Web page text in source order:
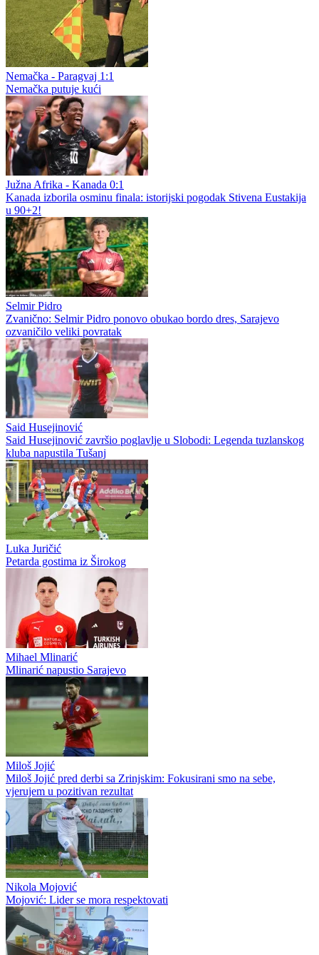
Nemačka - Paragvaj 1:1
Nemačka putuje kući
Južna Afrika - Kanada 0:1
Kanada izborila osminu finala: istorijski pogodak Stivena Eustakija
u 90+2!
Selmir Pidro
Zvanično: Selmir Pidro ponovo obukao bordo dres, Sarajevo
ozvaničilo veliki povratak
Said Husejinović
Said Husejinović završio poglavlje u Slobodi: Legenda tuzlanskog
kluba napustila Tušanj
Luka Juričić
Petarda gostima iz Širokog
Mihael Mlinarić
Mlinarić napustio Sarajevo
Miloš Jojić
Miloš Jojić pred derbi sa Zrinjskim: Fokusirani smo na sebe,
vjerujem u pozitivan rezultat
Nikola Mojović
Mojović: Lider se mora respektovati